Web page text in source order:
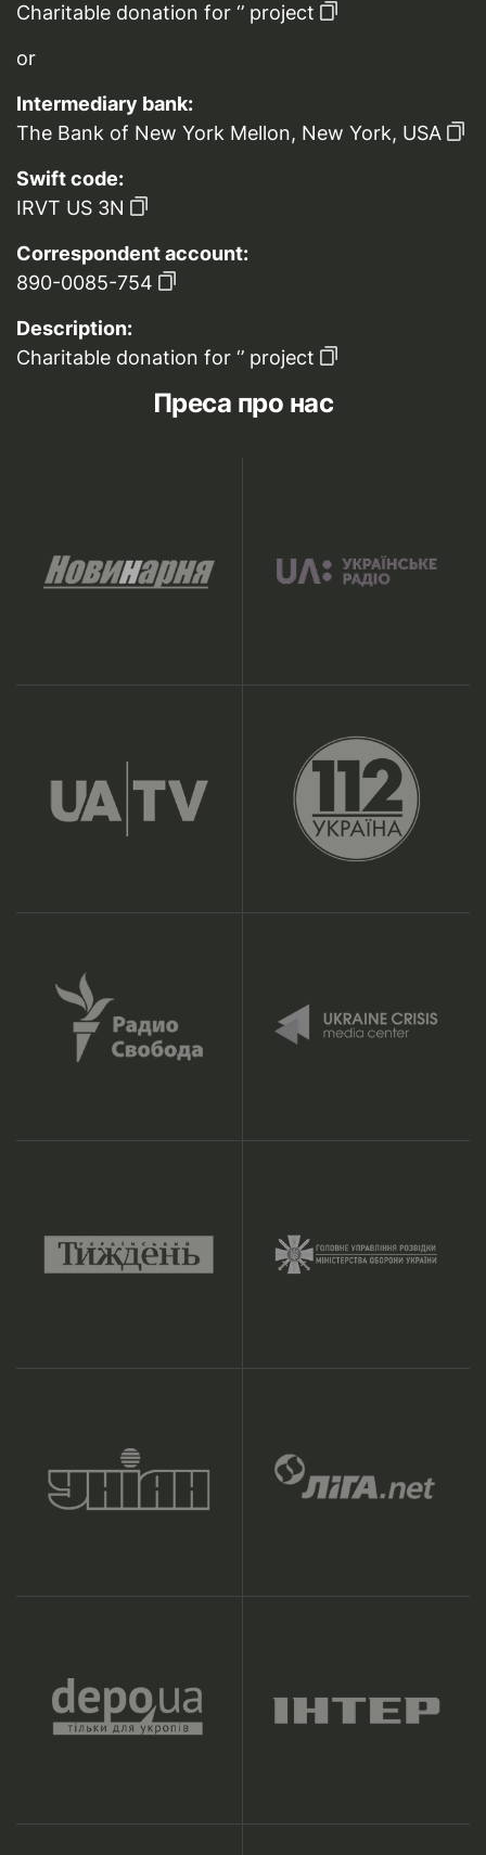
Charitable donation for ‘’ project
or
Intermediary bank:
The Bank of New York Mellon, New York, USA
Swift code:
IRVT US 3N
Correspondent account:
890-0085-754
Description:
Charitable donation for ‘’ project
Преса про нас